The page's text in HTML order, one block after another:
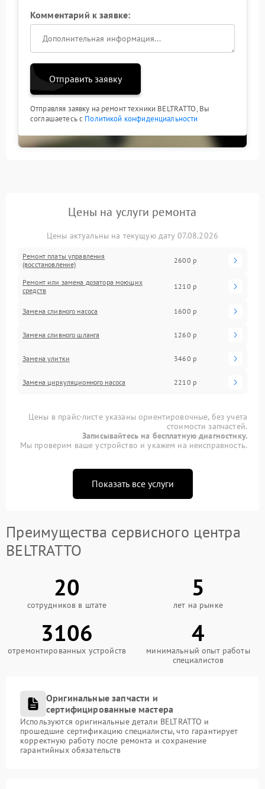
Комментарий к заявке:
Отправить заявку
Отправляя заявку на ремонт техники BELTRATTO, Вы
соглашаетесь с Политикой конфиденциальности
Цены на услуги ремонта
Цены актуальны на текущую дату 07.08.2026
Ремонт платы управления
(восстановление)
2600 р
Ремонт или замена дозатора моющих
средств
1210 р
Замена сливного насоса 1600 р
Замена сливного шланга 1260 р
Замена улитки 3460 р
Замена циркуляционного насоса 2210 р
Цены в прайс-листе указаны ориентировочные, без учета
стоимости запчастей.
Записывайтесь на бесплатную диагностику.
Мы проверим ваше устройство и укажем на неисправность.
Показать все услуги
Преимущества сервисного центра
BELTRATTO
20
сотрудников в штате
5
лет на рынке
3106
отремонтированных устройств
4
минимальный опыт работы
специалистов
Оригинальные запчасти и
сертифицированные мастера
Используются оригинальные детали BELTRATTO и
прошедшие сертификацию специалисты, что гарантирует
корректную работу после ремонта и сохранение
гарантийных обязательств